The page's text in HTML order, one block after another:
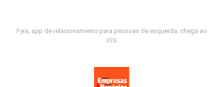
Fyra, app de relacionamento para pessoas de esquerda, chega ao
iOS